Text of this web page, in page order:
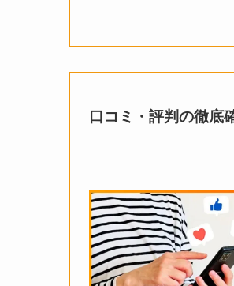
口コミ・評判の徹底